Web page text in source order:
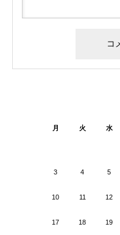
月
火 水
3 4 5
10 11 12
17 18 19